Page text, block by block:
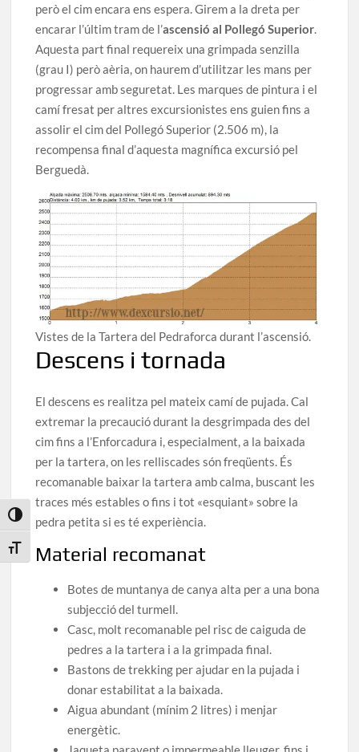
Toggle High Contrast
Toggle Font size
però el cim encara ens espera. Girem a la dreta per
encarar l’últim tram de l’ascensió al Pollegó Superior.
Aquesta part final requereix una grimpada senzilla
(grau I) però aèria, on haurem d’utilitzar les mans per
progressar amb seguretat. Les marques de pintura i el
camí fresat per altres excursionistes ens guien fins a
assolir el cim del Pollegó Superior (2.506 m), la
recompensa final d’aquesta magnífica excursió pel
Berguedà.
Vistes de la Tartera del Pedraforca durant l’ascensió.
Descens i tornada
El descens es realitza pel mateix camí de pujada. Cal
extremar la precaució durant la desgrimpada des del
cim fins a l’Enforcadura i, especialment, a la baixada
per la tartera, on les relliscades són freqüents. És
recomanable baixar la tartera amb calma, buscant les
traces més estables o fins i tot «esquiant» sobre la
pedra petita si es té experiència.
Material recomanat
Botes de muntanya de canya alta per a una bona
subjecció del turmell.
Casc, molt recomanable pel risc de caiguda de
pedres a la tartera i a la grimpada final.
Bastons de trekking per ajudar en la pujada i
donar estabilitat a la baixada.
Aigua abundant (mínim 2 litres) i menjar
energètic.